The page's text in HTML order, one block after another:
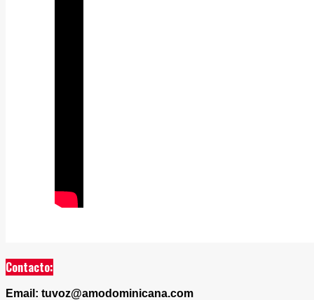
Contacto:
Email: tuvoz@amodominicana.com